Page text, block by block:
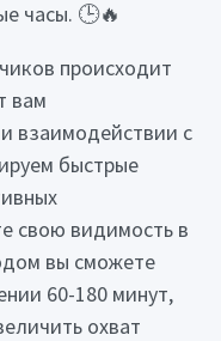
часы. 🕒🔥
происходит
вам
взаимодействии с
быстрые
свою видимость в
вы сможете
60-180 минут,
охват